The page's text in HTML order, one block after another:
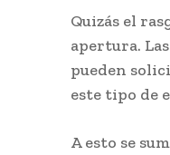
Quizás el
apertura.
pueden
este tipo de
A esto se